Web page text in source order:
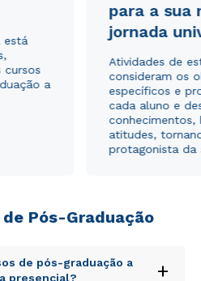
está
cursos
a
para a sua
jornada
Atividades de
consideram os
específicos e
cada aluno e
conhecimentos,
atitudes,
protagonista da
Pós-Graduação
de pós-graduação a
presencial?
+